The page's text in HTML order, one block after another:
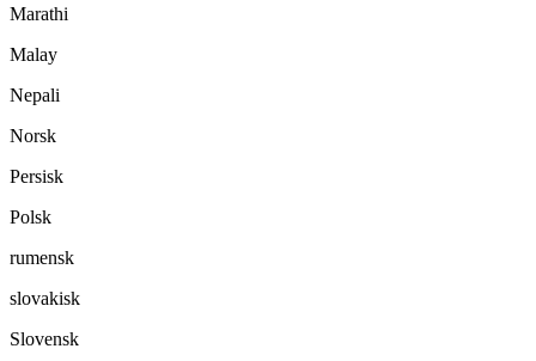
Marathi
Malay
Nepali
Norsk
Persisk
Polsk
rumensk
slovakisk
Slovensk